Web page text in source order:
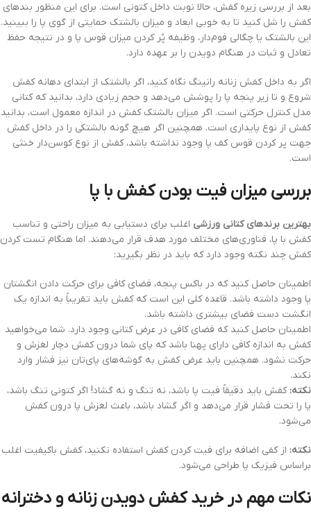
بعد از بررسی زیره کفش، حالا نوبت داخل کتونی است. برای این منظور بندهای
کفش را شل کنید تا به خوبی ابعاد و میزان بالشتک حمایتی از گوی پا را ببینید.
این بالشتک یا چگالی فوم‌دار، وظیفه پُر کردن میزان قوس پا و در نتیجه حفظ
تعادل و ثبات در هنگام دویدن را بر عهده دارد.
اگر به داخل کفش زنانه رانینگ نگاه کنید، اگر بالشتک از ابتدای دهانه کفش
شروع و تا زیر پنجه پا را پوشش می‌دهد و حجم زیادی دارد، بدانید که کتانی
مدل کنترل حرکتی است. اگر میزان بالشتک کفش در اندازه معمول است، بدانید
کفش از نوع پایداری است. همچنین اگر هیچ گونه بالشتکی را در داخل کفش
جهت پر کردن قوس کف پا وجود نداشته باشد، کفش از نوع کوسن‌دار خنثی
است.
بررسی میزان فیت بودن کفش با پا
بهترین برندهای کتانی ورزشی اغلب برای دستیابی به میزان راحتی و تناسب
کفش با پا، فناوری‌های مختلف مورد هدف قرار می‌دهند. اما هنگام تست کردن
کفش چند نکته وجود دارد که باید در نظر بگیرید:
اطمینان حاصل کنید که در باکس پنجه، فضای کافی برای حرکت دادن انگشتان
پا وجود داشته باشد. قاعده کلی این است که کفش باید تقریباً به اندازه یک
انگشت دست فضای بیشتری داشته باشد.
اطمینان حاصل کنید که فضای کافی در عرض کتانی وجود دارد. شما می‌خواهید
کفش به اندازه کافی دارای پهنا باشد که پای شما درون کفش دچار لغزش و
حرکت نشود. همچنین باید عرض کفش به گوشه‌های پای‌تان نیز فشار وارد
نکند.
نکته: کفش باید دقیقاً فیت پا باشد، نه تنگ و نه گشاد! اگر کتونی تنگ باشد،
پا را تحت فشار قرار می‌دهد و اگر گشاد باشد، باعث لغزش پا درون کفش
می‌شود.
نکته: از کفی اضافه برای فیت کردن کفش استفاده نکنید، کفش باکیفیت اغلب
براساس فیزیک پا طراحی می‌شود.
نکات مهم در خرید کفش دویدن زنانه و دخترانه